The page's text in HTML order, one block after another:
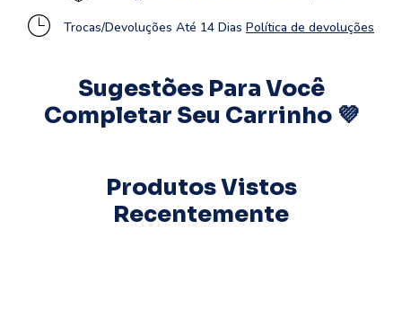
Trocas/Devoluções Até 14 Dias Política de devoluções
Sugestões Para Você
Completar Seu Carrinho 💜
Produtos Vistos
Recentemente